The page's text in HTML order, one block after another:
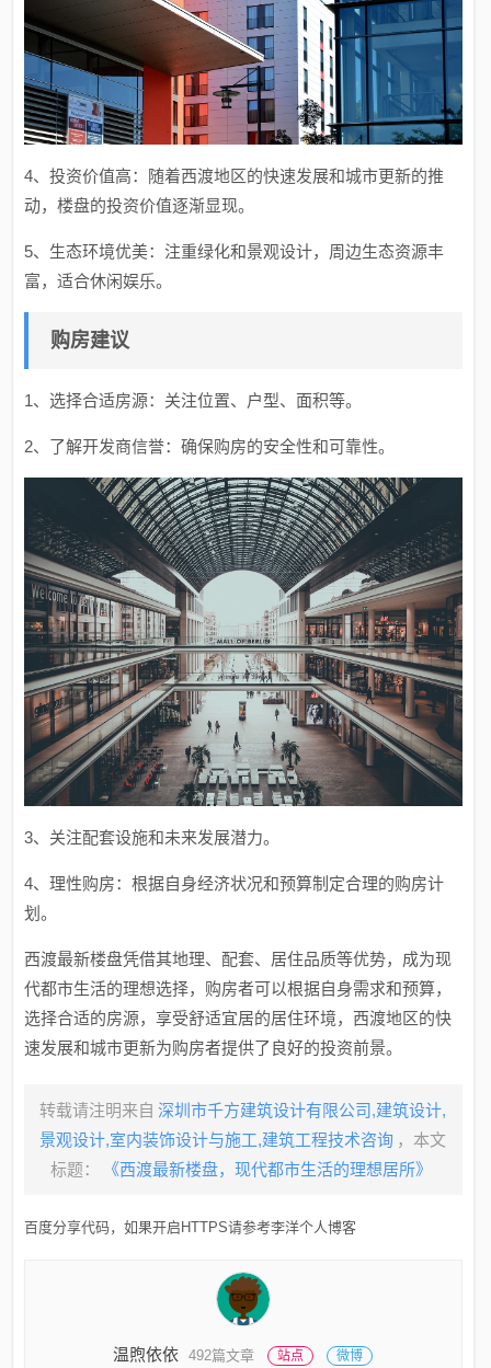
4、投资价值高：随着西渡地区的快速发展和城市更新的推
动，楼盘的投资价值逐渐显现。
5、生态环境优美：注重绿化和景观设计，周边生态资源丰
富，适合休闲娱乐。
购房建议
1、选择合适房源：关注位置、户型、面积等。
2、了解开发商信誉：确保购房的安全性和可靠性。
3、关注配套设施和未来发展潜力。
4、理性购房：根据自身经济状况和预算制定合理的购房计
划。
西渡最新楼盘凭借其地理、配套、居住品质等优势，成为现
代都市生活的理想选择，购房者可以根据自身需求和预算，
选择合适的房源，享受舒适宜居的居住环境，西渡地区的快
速发展和城市更新为购房者提供了良好的投资前景。
转载请注明来自 深圳市千方建筑设计有限公司,建筑设计,
景观设计,室内装饰设计与施工,建筑工程技术咨询 ，本文
标题：
《西渡最新楼盘，现代都市生活的理想居所》
百度分享代码，如果开启HTTPS请参考李洋个人博客
温煦依依 492篇文章 站点 微博